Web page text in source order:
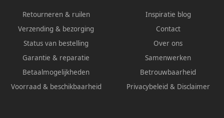
Retourneren & ruilen
Verzending & bezorging
Status van bestelling
Garantie & reparatie
Betaalmogelijkheden
Voorraad & beschikbaarheid
Inspiratie blog
Contact
Over ons
Samenwerken
Betrouwbaarheid
Privacybeleid & Disclaimer